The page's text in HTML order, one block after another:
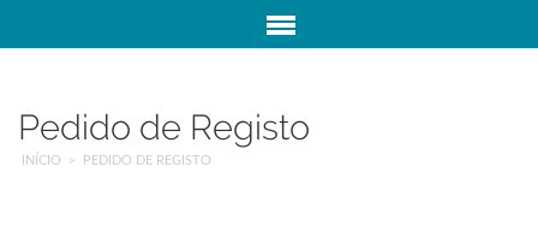
Menu
Pedido de Registo
INÍCIO PEDIDO DE REGISTO